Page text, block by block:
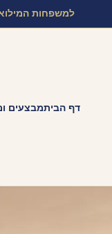
למשפחות
דף הביתמבצעים